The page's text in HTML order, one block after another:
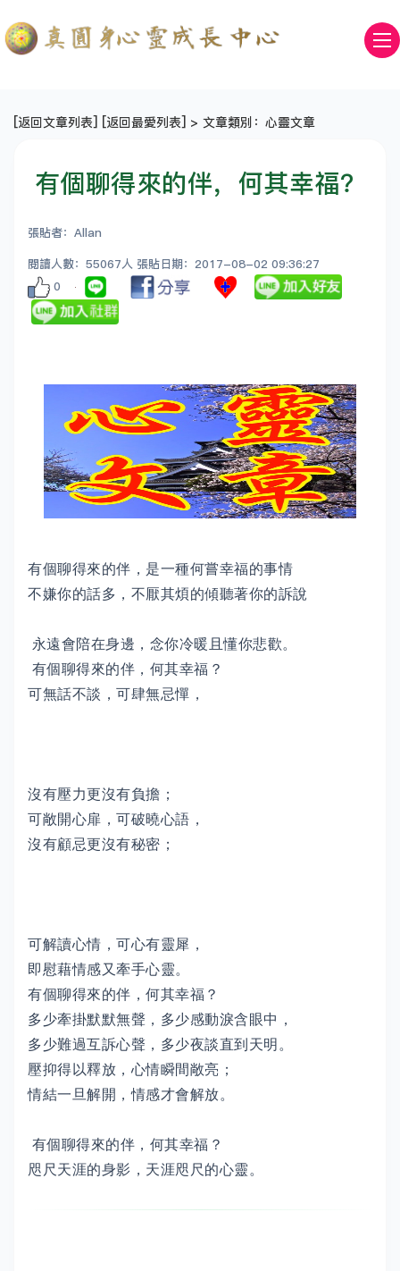
[返回文章列表] [返回最愛列表] > 文章類別：心靈文章
有個聊得來的伴，何其幸福？
張貼者：Allan
閱讀人數：55067人 張貼日期：2017-08-02 09:36:27
0
有個聊得來的伴，是一種何嘗幸福的事情
不嫌你的話多，不厭其煩的傾聽著你的訴說
永遠會陪在身邊，念你冷暖且懂你悲歡。
有個聊得來的伴，何其幸福？
可無話不談，可肆無忌憚，
沒有壓力更沒有負擔；
可敞開心扉，可破曉心語，
沒有顧忌更沒有秘密；
可解讀心情，可心有靈犀，
即慰藉情感又牽手心靈。
有個聊得來的伴，何其幸福？
多少牽掛默默無聲，多少感動淚含眼中，
多少難過互訴心聲，多少夜談直到天明。
壓抑得以釋放，心情瞬間敞亮；
情結一旦解開，情感才會解放。
有個聊得來的伴，何其幸福？
咫尺天涯的身影，天涯咫尺的心靈。